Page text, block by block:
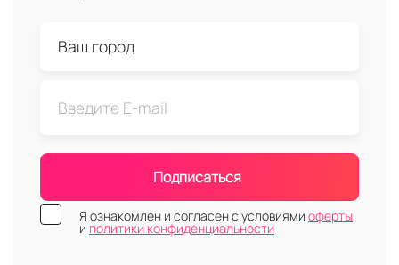
Подписаться
Я ознакомлен и согласен с условиями оферты
и политики конфиденциальности